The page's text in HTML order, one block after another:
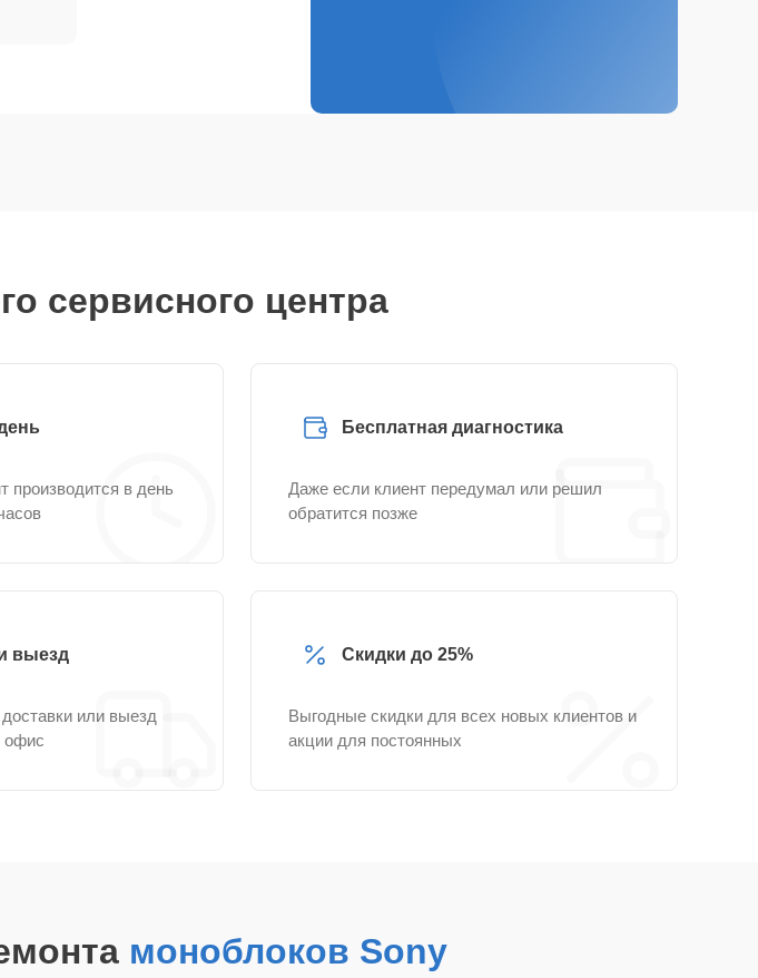
сервисного центра
производится в день
Бесплатная диагностика
Даже если клиент передумал или решил
обратится позже
выезд
или выезд
офис
Скидки до 25%
Выгодные скидки для всех новых клиентов и
акции для постоянных
моноблоков Sony